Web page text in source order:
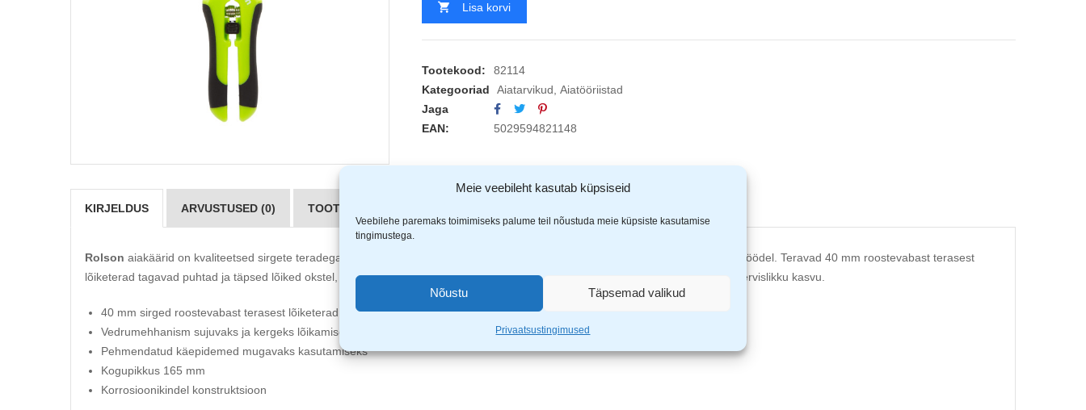
Meie veebileht kasutab küpsiseid
Veebilehe paremaks toimimiseks palume teil nõustuda meie küpsiste kasutamise
tingimustega.
Nõustu Täpsemad valikud
Privaatsustingimused
Lisa korvi
Tootekood:
82114
Kategooriad
Aiatarvikud, Aiatööriistad
Jaga
EAN:
5029594821148
KIRJELDUS ARVUSTUSED (0) TOOTJAD (1)
Rolson aiakäärid on kvaliteetsed sirgete teradega oksakäärid on mõeldud täpseks ja mugavaks lõikamiseks nii aias kui haljastustöödel. Teravad 40 mm roostevabast terasest
lõiketerad tagavad puhtad ja täpsed lõiked okstel, vartel ning võrsetel, vähendades taimede kahjustamist ja soodustades nende tervislikku kasvu.
40 mm sirged roostevabast terasest lõiketerad
Vedrumehhanism sujuvaks ja kergeks lõikamiseks
Pehmendatud käepidemed mugavaks kasutamiseks
Kogupikkus 165 mm
Korrosioonikindel konstruktsioon